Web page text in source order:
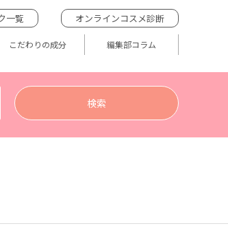
一覧 オンラインコスメ診断
こだわりの成分 編集部コラム